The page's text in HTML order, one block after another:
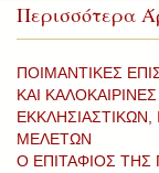
Περισσότερα
ΠΟΙΜΑΝΤΙΚΕΣ
ΚΑΙ
ΕΚΚΛΗΣΙΑΣΤΙΚΩΝ,
ΜΕΛΕΤΩΝ
Ο ΕΠΙΤΑΦΙΟΣ ΤΗΣ